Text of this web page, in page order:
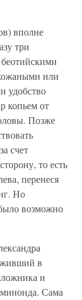
вполне
три
или
удобство
копьем от
Позже
счет
то есть
перенеся
Но
возможно
живший в
и
Сама